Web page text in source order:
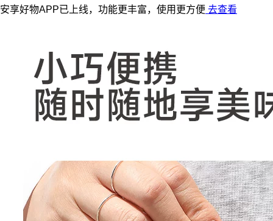
安享好物APP已上线，功能更丰富，使用更方便 去查看